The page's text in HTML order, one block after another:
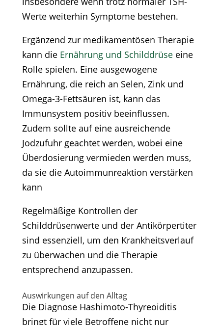
Werte weiterhin Symptome bestehen.​
Ergänzend zur medikamentösen Therapie
kann die Ernährung und Schilddrüseeine
Rolle spielen. Eine ausgewogene
Ernährung, die reich an Selen, Zink und
Omega-3-Fettsäuren ist, kann das
Immunsystem positiv beeinflussen.
Zudem sollte auf eine ausreichende
Jodzufuhr geachtet werden, wobei eine
Überdosierung vermieden werden muss,
da sie die Autoimmunreaktion verstärken
kann
Regelmäßige Kontrollen der
Schilddrüsenwerte und der Antikörpertiter
sind essenziell, um den Krankheitsverlauf
zu überwachen und die Therapie
entsprechend anzupassen.
Auswirkungen auf den Alltag
Die Diagnose Hashimoto-Thyreoiditis
bringt für viele Betroffene nicht nur